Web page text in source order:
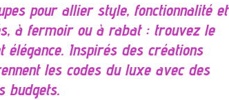
pour allier style, fonctionnalité et
à fermoir ou à rabat : trouvez le
Inspirés des créations
les codes du luxe avec des
budgets.